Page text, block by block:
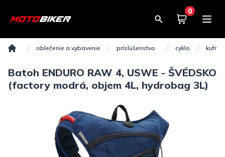
0
Košík 0,00€
oblečenie a vybavenie príslušenstvo cyklo kufre
Batoh ENDURO RAW 4, USWE - ŠVÉDSKO
(factory modrá, objem 4L, hydrobag 3L)